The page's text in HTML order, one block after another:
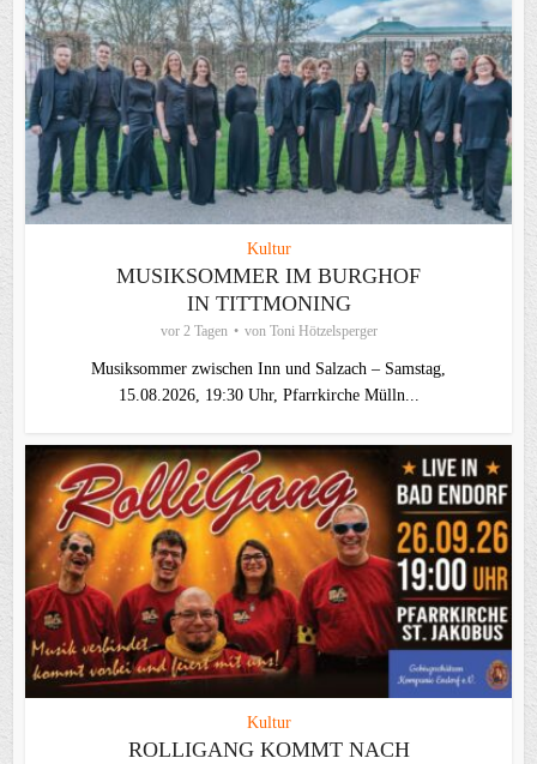
Kultur
MUSIKSOMMER IM BURGHOF
IN TITTMONING
vor 2 Tagen von Toni Hötzelsperger
Musiksommer zwischen Inn und Salzach – Samstag,
15.08.2026, 19:30 Uhr, Pfarrkirche Mülln...
Kultur
ROLLIGANG KOMMT NACH